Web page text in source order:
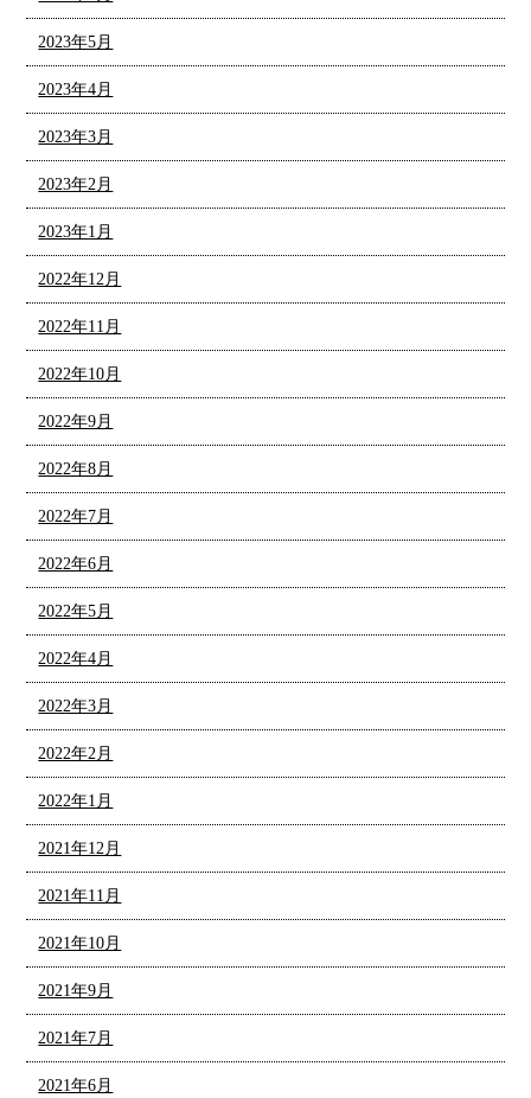
2023年5月
2023年4月
2023年3月
2023年2月
2023年1月
2022年12月
2022年11月
2022年10月
2022年9月
2022年8月
2022年7月
2022年6月
2022年5月
2022年4月
2022年3月
2022年2月
2022年1月
2021年12月
2021年11月
2021年10月
2021年9月
2021年7月
2021年6月